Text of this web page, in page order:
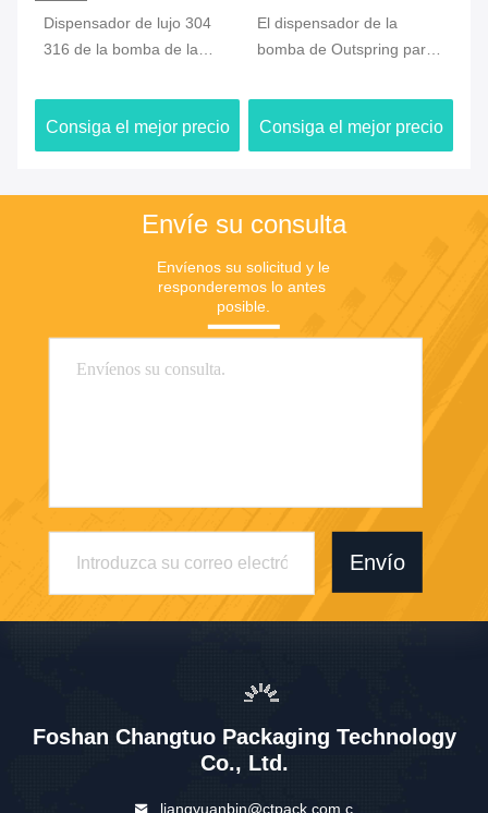
Dispensador de lujo 304
316 de la bomba de la
lavado a mano dentro de
base
Consiga el mejor precio
El dispensador de la
bomba de Outspring para
cosmética 1.5cc de la
loción hizo salir
Consiga el mejor precio
Envíe su consulta
Envíenos su solicitud y le
responderemos lo antes
posible.
Envío
Foshan Changtuo Packaging Technology
Co., Ltd.
liangyuanbin@ctpack.com.c